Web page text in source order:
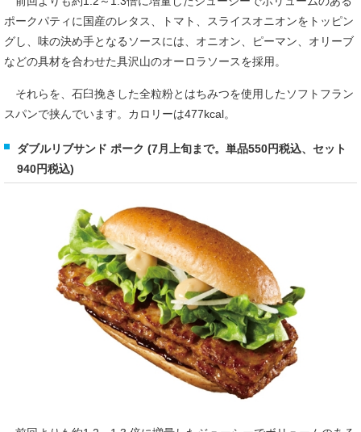
ポークパティに国産のレタス、トマト、スライスオニオンをトッピン
グし、味の決め手となるソースには、オニオン、ピーマン、オリーブ
などの具材を合わせた具沢山のオーロラソースを採用。
それらを、石臼挽きした全粒粉とはちみつを使用したソフトフラン
スパンで挟んでいます。カロリーは477kcal。
ダブルリブサンド ポーク (7月上旬まで。単品550円税込、セット
940円税込)